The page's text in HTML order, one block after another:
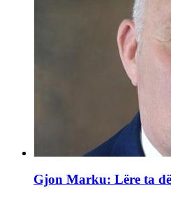
Gjon Marku: Lëre ta